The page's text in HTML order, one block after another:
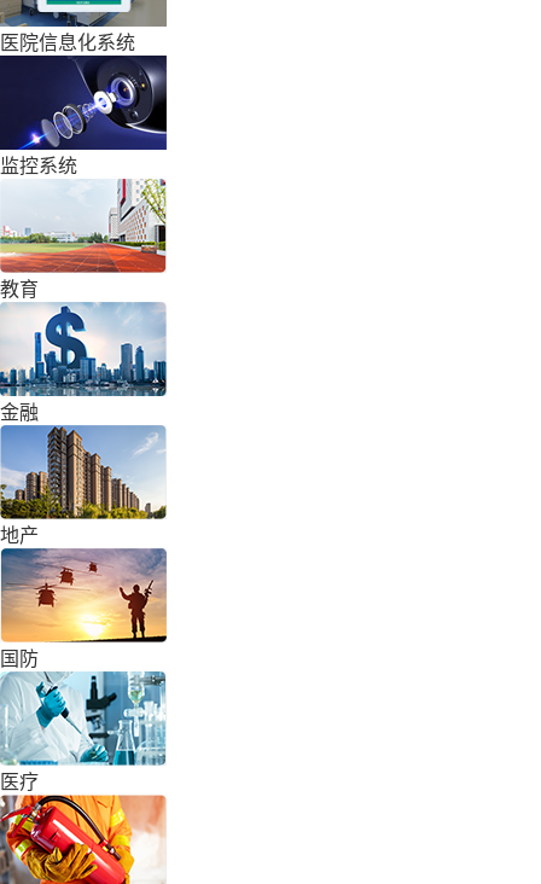
医院信息化系统
监控系统
教育
金融
地产
国防
医疗